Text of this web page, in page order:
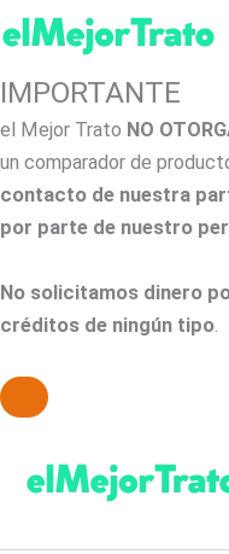
IMPORTANTE
el Mejor Trato NO
un comparador de
contacto de nuestra
por parte de nuestro
No solicitamos dinero
créditos de ningún tipo.
contenido